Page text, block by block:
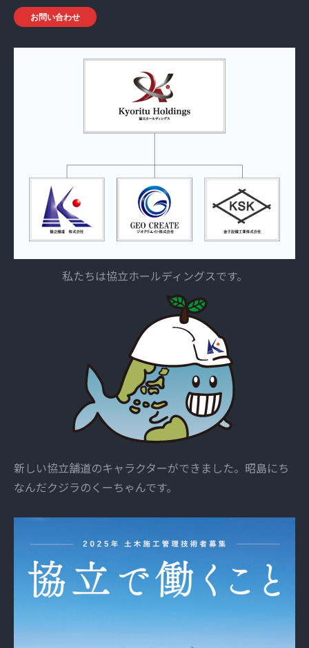
お問い合わせ
私たちは協立ホールディングスです。
新しい協立舗道のキャラクターができました。昭島にち
なんだクジラのくーちゃんです。